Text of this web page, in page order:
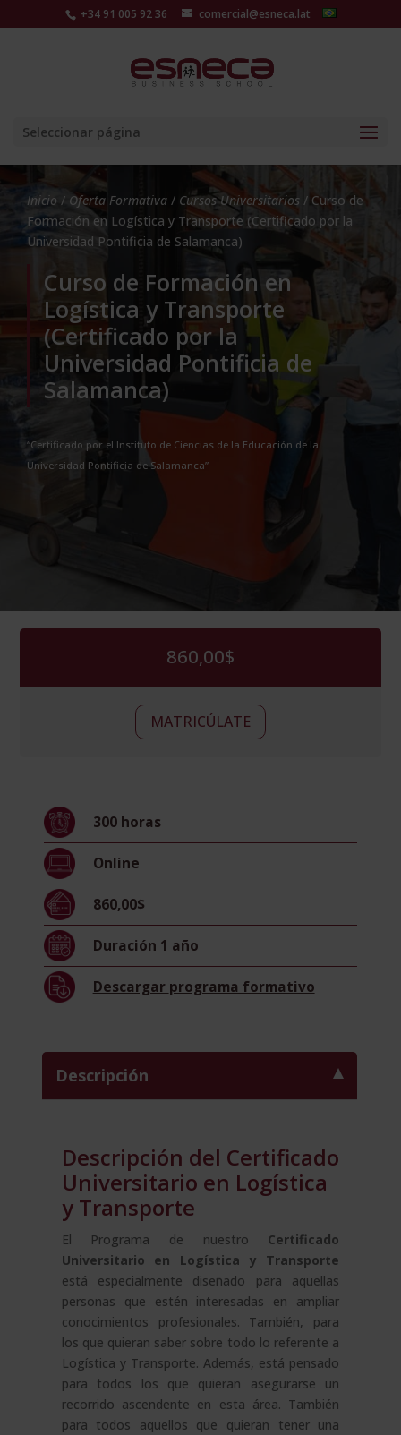
+34 91 005 92 36 comercial@esneca.lat
Seleccionar página
Inicio / Oferta Formativa / Cursos Universitarios / Curso de
Formación en Logística y Transporte (Certificado por la
Universidad Pontificia de Salamanca)
Curso de Formación en
Logística y Transporte
(Certificado por la
Universidad Pontificia de
Salamanca)
“Certificado por el Instituto de Ciencias de la Educación de la
Universidad Pontificia de Salamanca”
860,00$
(Certificado
Pontificia
Salamanca)
MATRICÚLATE
300 horas
Online
860,00$
Duración 1 año
Descargar programa formativo
Descripción
Descripción del Certificado
Universitario en Logística
y Transporte
El Programa de nuestro Certificado
Universitario en Logística y Transporte
está especialmente diseñado para aquellas
personas que estén interesadas en ampliar
conocimientos profesionales. También, para
los que quieran saber sobre todo lo referente a
Logística y Transporte. Además, está pensado
para todos los que quieran asegurarse un
recorrido ascendente en esta área. También
para todos aquellos que quieran tener una